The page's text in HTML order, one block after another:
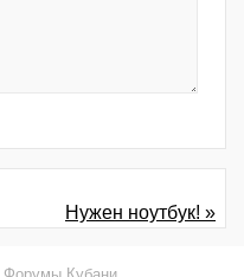
Нужен ноутбук! »